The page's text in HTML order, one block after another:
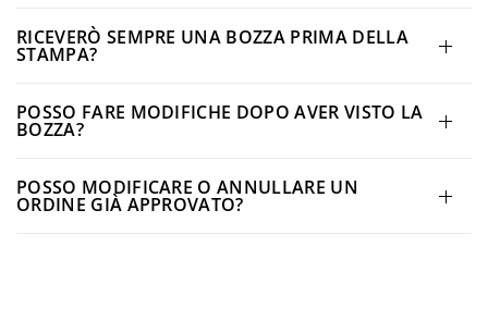
RICEVERÒ SEMPRE UNA BOZZA PRIMA DELLA
STAMPA?
POSSO FARE MODIFICHE DOPO AVER VISTO LA
BOZZA?
POSSO MODIFICARE O ANNULLARE UN
ORDINE GIÀ APPROVATO?